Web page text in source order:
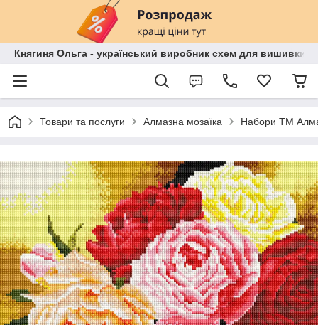
Княгиня Ольга - український виробник схем для вишивки
Товари та послуги Алмазна мозаїка Набори ТМ